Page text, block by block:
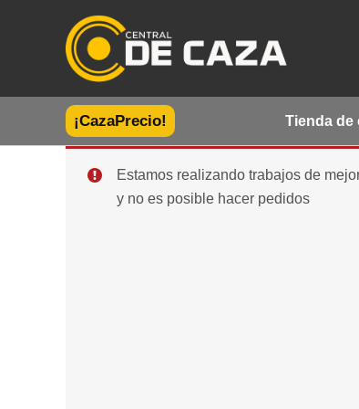
¡CazaPrecio! Tienda de
Estamos realizando trabajos de
y no es posible hacer pedidos